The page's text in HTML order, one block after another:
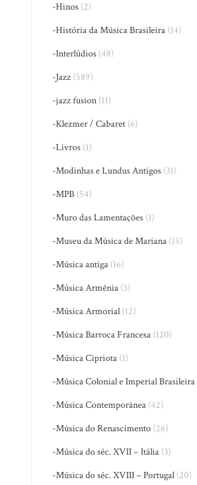
-Hinos (2)
-História da Música Brasileira (14)
-Interlúdios (48)
-Jazz (589)
-jazz fusion (11)
-Klezmer / Cabaret (6)
-Livros (1)
-Modinhas e Lundus Antigos (31)
-MPB (54)
-Muro das Lamentações (1)
-Museu da Música de Mariana (15)
-Música antiga (16)
-Música Armênia (3)
-Música Armorial (12)
-Música Barroca Francesa (120)
-Música Cipriota (1)
-Música Colonial e Imperial Brasileira
-Música Contemporânea (42)
-Música do Renascimento (26)
-Música do séc. XVII – Itália (3)
-Música do séc. XVIII – Portugal (20)